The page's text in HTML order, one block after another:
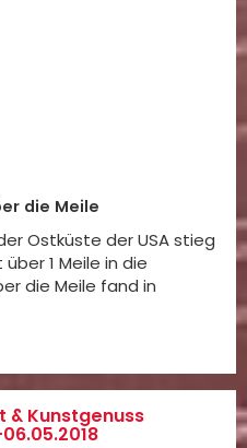
die Meile
Ostküste der USA stieg
1 Meile in die
die Meile fand in
& Kunstgenuss